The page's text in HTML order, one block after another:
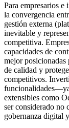
Para empresarios e
la convergencia
gestión externa
inevitable y
competitiva.
capacidades de
mejor posicionadas
de calidad y
competitivos.
funcionalidades—ya
extensibles como
ser considerado no
gobernanza digital